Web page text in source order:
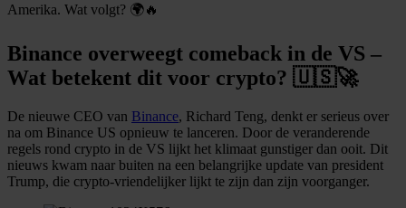
informatie over uw gebruik van onze site met onze
partners kunnen deze gegevens combineren met andere
informatie die u aan ze heeft verstrekt of die ze hebben
Amerika. Wat volgt? 🌍🔥
Binance overweegt comeback in de VS –
Wat betekent dit voor crypto? 🇺🇸🚀
De nieuwe CEO van Binance, Richard Teng, denkt er serieus over
na om Binance US opnieuw te lanceren. Door de veranderende
regels rond crypto in de VS lijkt het klimaat gunstiger dan ooit. Dit
nieuws kwam naar buiten na een belangrijke update van president
Trump, die crypto-vriendelijker lijkt te zijn dan zijn voorganger.